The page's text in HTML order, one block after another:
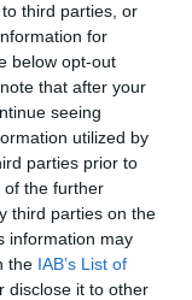
third parties, or
for
below opt-out
that after your
seeing
utilized by
parties prior to
of the further
third parties on the
information may
the IAB’s List of
disclose it to other
a les
o